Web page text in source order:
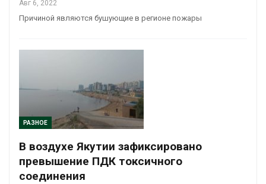
Авг 6, 2022
Причиной являются бушующие в регионе пожары
РАЗНОЕ
В воздухе Якутии зафиксировано
превышение ПДК токсичного
соединения